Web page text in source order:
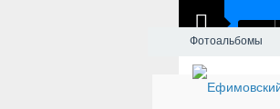
Фотоальбомы